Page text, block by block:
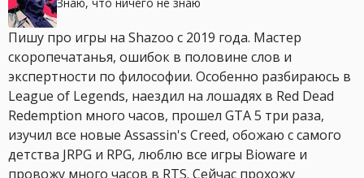
Пишу про игры на Shazoo с 2019 года. Мастер
скоропечатанья, ошибок в половине слов и
экспертности по философии. Особенно разбираюсь в
League of Legends, наездил на лошадях в Red Dead
Redemption много часов, прошел GTA 5 три раза,
изучил все новые Assassin's Creed, обожаю с самого
детства JRPG и RPG, люблю все игры Bioware и
провожу много часов в RTS. Сейчас прохожу